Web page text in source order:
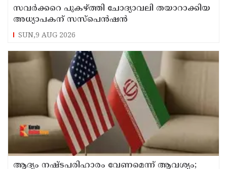
സവര്‍ക്കറെ പുകഴ്ത്തി ചോദ്യാവലി തയാറാക്കിയ
അധ്യാപകന് സസ്‌പെന്‍ഷന്‍
SUN,9 AUG 2026
ആദ്യം നഷ്ടപരിഹാരം വേണമെന്ന് ആവശ്യം;